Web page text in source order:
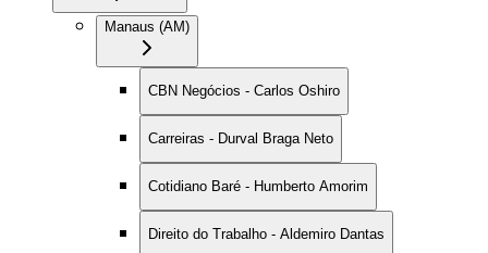
Manaus (AM)
CBN Negócios - Carlos Oshiro
Carreiras - Durval Braga Neto
Cotidiano Baré - Humberto Amorim
Direito do Trabalho - Aldemiro Dantas